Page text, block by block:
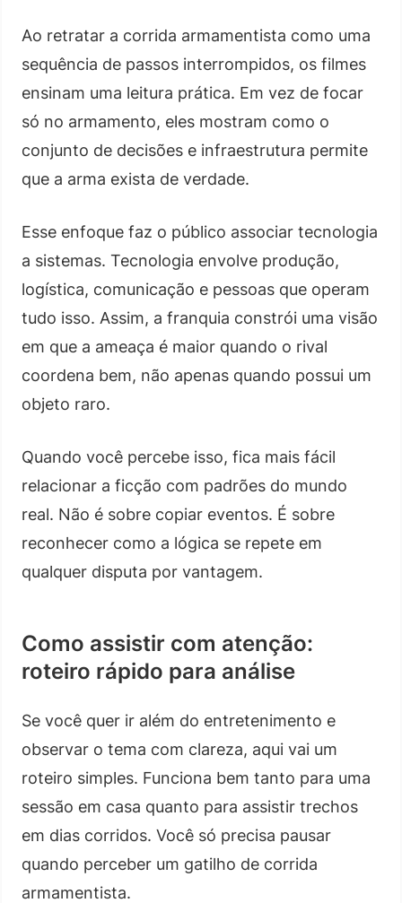
Ao retratar a corrida armamentista como uma
sequência de passos interrompidos, os filmes
ensinam uma leitura prática. Em vez de focar
só no armamento, eles mostram como o
conjunto de decisões e infraestrutura permite
que a arma exista de verdade.
Esse enfoque faz o público associar tecnologia
a sistemas. Tecnologia envolve produção,
logística, comunicação e pessoas que operam
tudo isso. Assim, a franquia constrói uma visão
em que a ameaça é maior quando o rival
coordena bem, não apenas quando possui um
objeto raro.
Quando você percebe isso, fica mais fácil
relacionar a ficção com padrões do mundo
real. Não é sobre copiar eventos. É sobre
reconhecer como a lógica se repete em
qualquer disputa por vantagem.
Como assistir com atenção:
roteiro rápido para análise
Se você quer ir além do entretenimento e
observar o tema com clareza, aqui vai um
roteiro simples. Funciona bem tanto para uma
sessão em casa quanto para assistir trechos
em dias corridos. Você só precisa pausar
quando perceber um gatilho de corrida
armamentista.